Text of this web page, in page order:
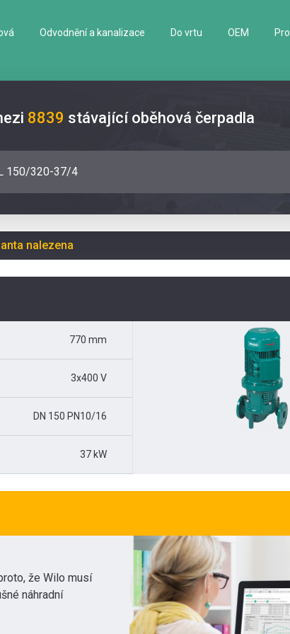
Odvodnění a kanalizace Do vrtu OEM
8839 stávající oběhová čerpadla
150/320-37/4
nalezena
770 mm
3x400 V
DN 150 PN10/16
37 kW
že Wilo musí
náhradní